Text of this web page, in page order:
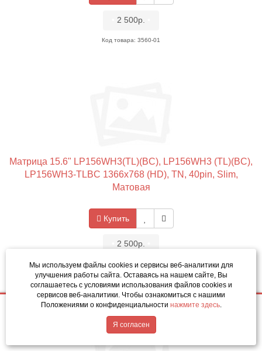
2 500р.
Код товара: 3560-01
Матрица 15.6" LP156WH3(TL)(BC), LP156WH3 (TL)(BC),
LP156WH3-TLBC 1366x768 (HD), TN, 40pin, Slim,
Матовая
Купить
2 500р.
Код товара: 3561-01
2 500р.
Купить
Обратный звонок
Написать в MAX
Мы используем файлы cookies и сервисы веб-аналитики для
улучшения работы сайта. Оставаясь на нашем сайте, Вы
соглашаетесь с условиями использования файлов cookies и
сервисов веб-аналитики. Чтобы ознакомиться с нашими
Положениями о конфиденциальности нажмите здесь.
Я согласен